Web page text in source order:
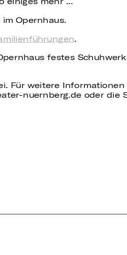
Opernhaus.
.
festes
Für weitere
nuernberg.de oder die